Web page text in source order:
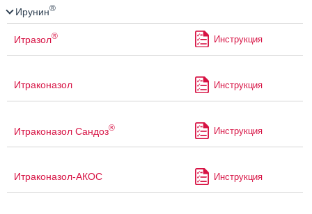
Ирунин®
Итразол® Инструкция
Итраконазол Инструкция
Итраконазол Сандоз® Инструкция
Итраконазол-АКОС Инструкция